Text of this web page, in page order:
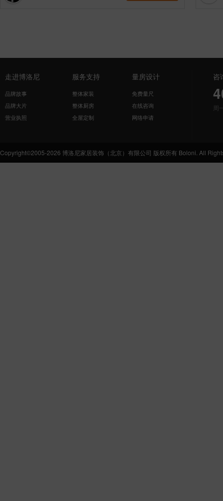
走进博洛尼
品牌故事
品牌大片
营业执照
服务支持
整体家装
整体厨房
全屋定制
量房设计
免费量尺
在线咨询
网络申请
咨
周
Copyright©2005-2026 博洛尼家居装饰（北京）有限公司 版权所有 Boloni. All